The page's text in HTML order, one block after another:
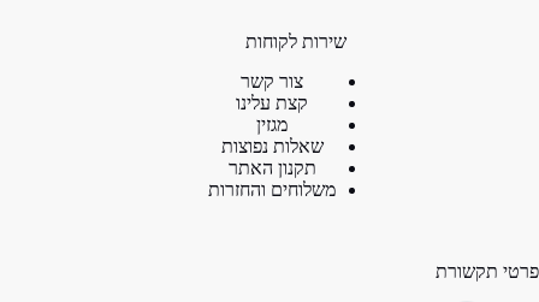
שירות לקוחות
צור קשר
קצת עלינו
מגזין
שאלות נפוצות
תקנון האתר
משלוחים והחזרות
פרטי תקשורת